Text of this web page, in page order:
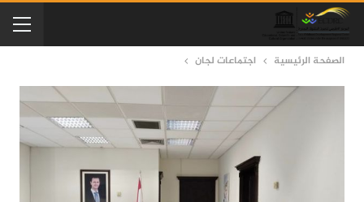
الصفحة الرئيسية اجتماعات لجان